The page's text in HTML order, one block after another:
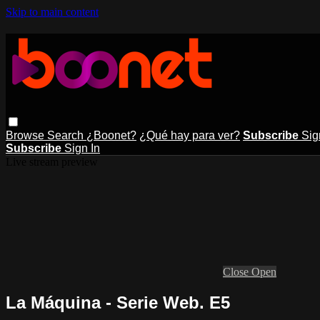
Skip to main content
Browse Search ¿Boonet? ¿Qué hay para ver? Subscribe
Subscribe Sign In
Close Open
La Máquina - Serie Web. E5